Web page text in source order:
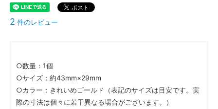
2 件のレビュー
○数量：1個
○サイズ：約43mm×29mm
○カラー：きれいめゴールド（表記のサイズは目安です。実
際の寸法は個々に若干異なる場合がございます。）